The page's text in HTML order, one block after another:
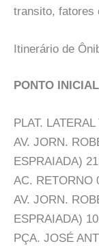
transito, fatores
Itinerário de
PONTO INICIAL
PLAT.
AV. JORN.
ESPRAIADA)
AC. RETORNO
AV. JORN.
ESPRAIADA)
PÇA. JOSÉ